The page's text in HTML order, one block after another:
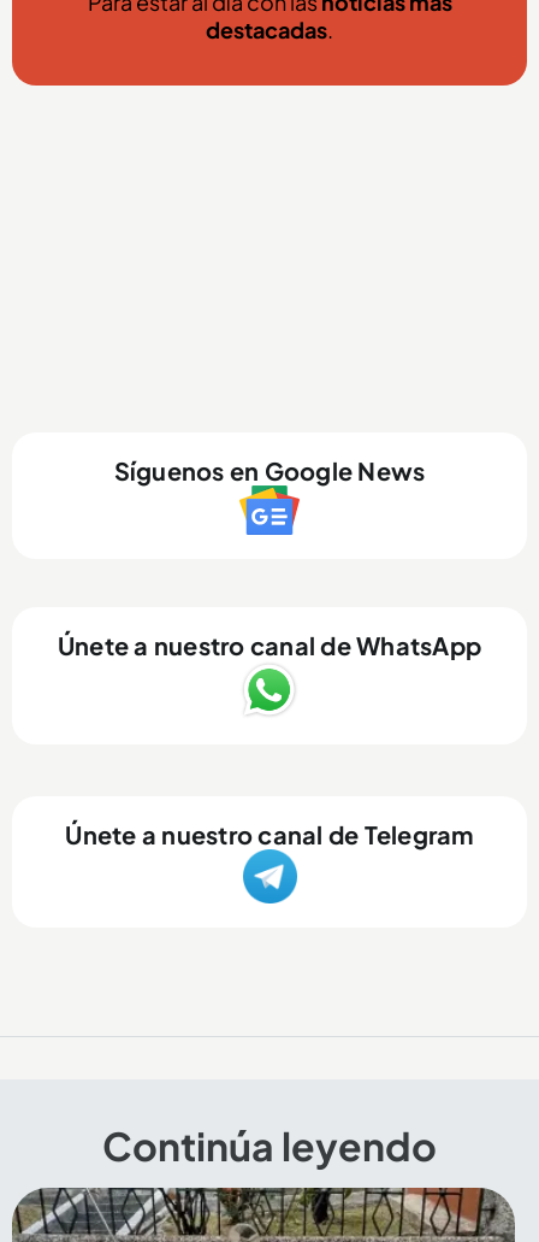
destacadas.
Síguenos en Google News
Únete a nuestro canal de WhatsApp
Únete a nuestro canal de Telegram
Continúa leyendo